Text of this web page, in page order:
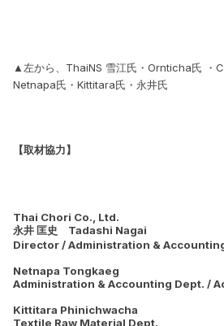
▲左から、ThaiNS 雪江氏・Ornticha氏 ・
Netnapa氏・Kittitara氏・永井氏
【取材協力】
Thai Chori Co., Ltd.
永井 匡史 Tadashi Nagai
Director / Administration &
Netnapa Tongkaeg
Administration & Accounting Dept. /
Kittitara Phinichwacha
Textile Raw Material Dept.